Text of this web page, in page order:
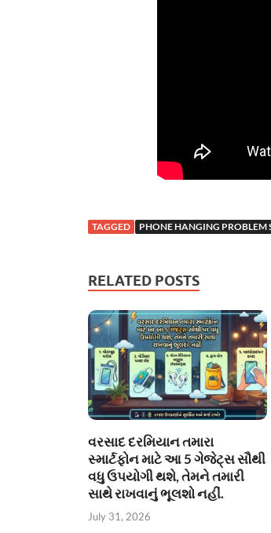
TAGGED PHONE HANGING PROBLEM
RELATED POSTS
વરસાદ દરમિયાન તમારા
સ્માર્ટફોન માટે આ 5 ગેજેટ્સ સૌથી
વધુ ઉપયોગી થશે, તેમને તમારી
સાથે રાખવાનું ભૂલશો નહીં.
July 31, 2026